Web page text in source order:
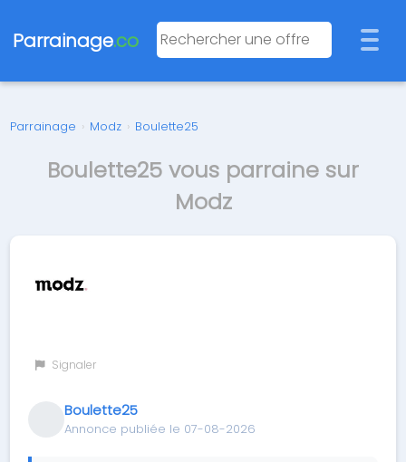
Parrainage.co
Parrainage › Modz › Boulette25
Boulette25 vous parraine sur
Modz
Signaler
Boulette25
Annonce publiée le 07-08-2026